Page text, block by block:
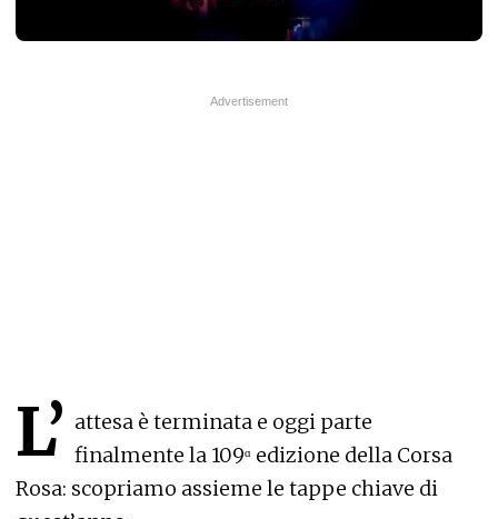
L’ attesa è terminata e oggi parte
finalmente la 109ᵅ edizione della Corsa
Rosa: scopriamo assieme le tappe chiave di